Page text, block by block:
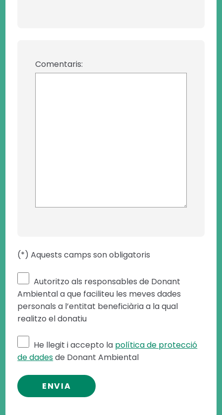
Comentaris:
(*) Aquests camps son obligatoris
Autoritzo als responsables de Donant
Ambiental a que faciliteu les meves dades
personals a l’entitat beneficiària a la qual
realitzo el donatiu
He llegit i accepto la política de protecció
de dadesde Donant Ambiental